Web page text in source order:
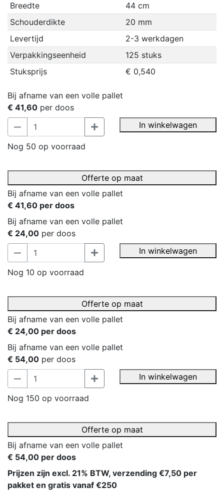
Breedte
44 cm
Schouderdikte
20 mm
Levertijd
2-3 werkdagen
Verpakkingseenheid
125 stuks
Stuksprijs
€ 0,540
Bij afname van een volle pallet
€ 41,60 per doos
Nog 50 op voorraad
In winkelwagen
Offerte op maat
Bij afname van een volle pallet
€ 41,60 per doos
Bij afname van een volle pallet
€ 24,00 per doos
Nog 10 op voorraad
In winkelwagen
Offerte op maat
Bij afname van een volle pallet
€ 24,00 per doos
Bij afname van een volle pallet
€ 54,00 per doos
Nog 150 op voorraad
In winkelwagen
Offerte op maat
Bij afname van een volle pallet
€ 54,00 per doos
Prijzen zijn excl. 21% BTW, verzending €7,50 per
pakket en gratis vanaf €250